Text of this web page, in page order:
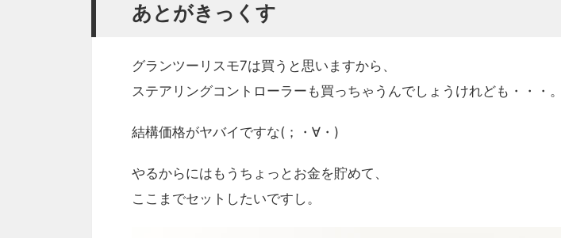
あとがきっくす
グランツーリスモ7は買うと思いますから、
ステアリングコントローラーも買っちゃうんでしょうけれども・・・。
結構価格がヤバイですな(；・∀・)
やるからにはもうちょっとお金を貯めて、
ここまでセットしたいですし。